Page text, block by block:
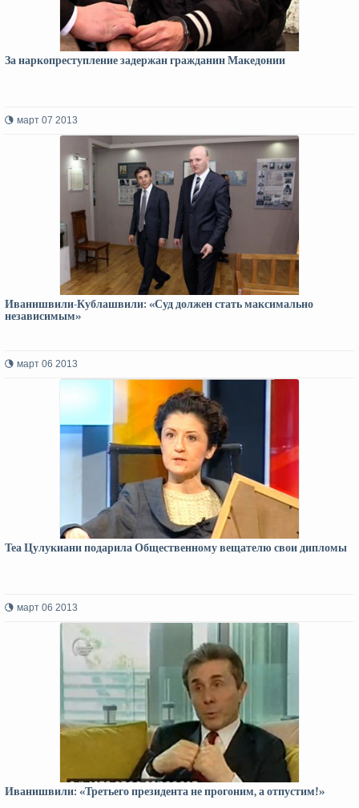
За наркопреступление задержан гражданин Македонии
март 07 2013
Иванишвили-Кублашвили: «Суд должен стать максимально
независимым»
март 06 2013
Теа Цулукиани подарила Общественному вещателю свои дипломы
март 06 2013
Иванишвили: «Третьего президента не прогоним, а отпустим!»